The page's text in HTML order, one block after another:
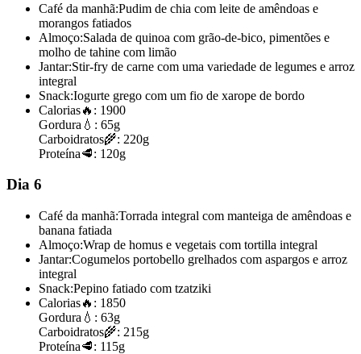
Café da manhã:Pudim de chia com leite de amêndoas e
morangos fatiados
Almoço:Salada de quinoa com grão-de-bico, pimentões e
molho de tahine com limão
Jantar:Stir-fry de carne com uma variedade de legumes e arroz
integral
Snack:Iogurte grego com um fio de xarope de bordo
Calorias🔥: 1900
Gordura 💧: 65g
Carboidratos🌾: 220g
Proteína🥩: 120g
Dia 6
Café da manhã:Torrada integral com manteiga de amêndoas e
banana fatiada
Almoço:Wrap de homus e vegetais com tortilla integral
Jantar:Cogumelos portobello grelhados com aspargos e arroz
integral
Snack:Pepino fatiado com tzatziki
Calorias🔥: 1850
Gordura 💧: 63g
Carboidratos🌾: 215g
Proteína🥩: 115g